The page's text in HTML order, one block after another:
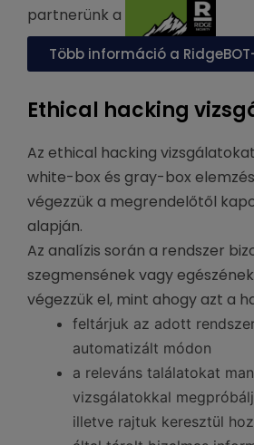
partnerünk a
Több információ a
Ethical hacking
Az ethical hacking
white-box és gray-box
végezzük a megrendelőtől
alapján.
Az analízis során a rendszer
szegmensének vagy
végezzük el, mint ahogy azt a
feltárjuk az adott
automatizált módon
a releváns találatokat
vizsgálatokkal
illetve rajtuk keresztül